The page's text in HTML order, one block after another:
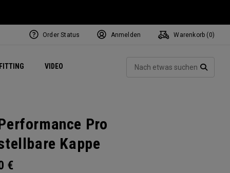
VIDEO Exclusive Mavrik Complete Sets
Exklusiv - Golfbälle
Women's Golf Balls
Exklusiv - Zubehör
Regional Performance Centers
Order Status Anmelden Warenkorb ( 0)
Pro
Kappe
€